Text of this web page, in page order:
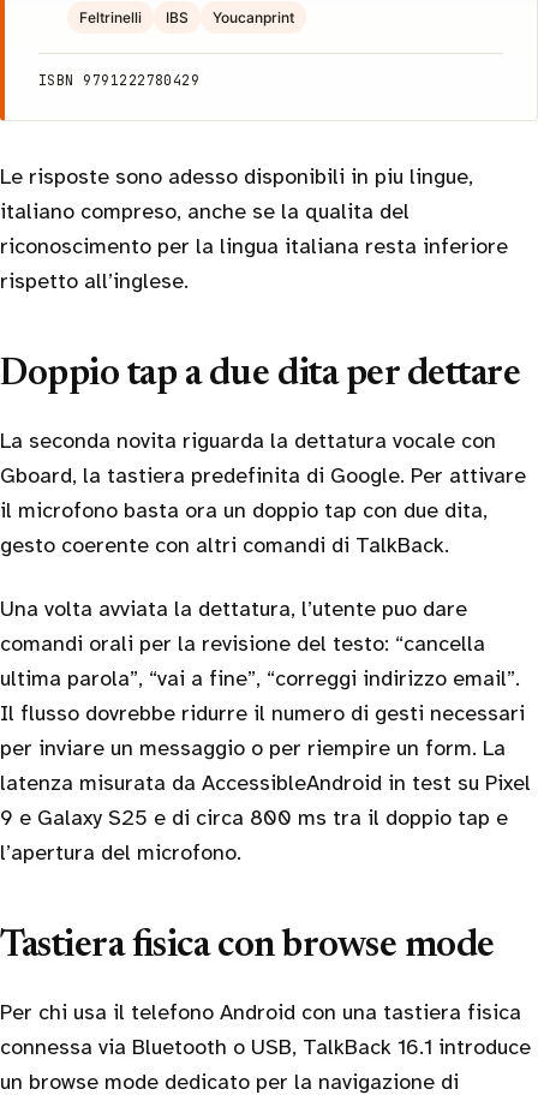
Feltrinelli IBS Youcanprint
ISBN 9791222780429
Le risposte sono adesso disponibili in piu lingue,
italiano compreso, anche se la qualita del
riconoscimento per la lingua italiana resta inferiore
rispetto all’inglese.
Doppio tap a due dita per dettare
La seconda novita riguarda la dettatura vocale con
Gboard, la tastiera predefinita di Google. Per attivare
il microfono basta ora un doppio tap con due dita,
gesto coerente con altri comandi di TalkBack.
Una volta avviata la dettatura, l’utente puo dare
comandi orali per la revisione del testo: “cancella
ultima parola”, “vai a fine”, “correggi indirizzo email”.
Il flusso dovrebbe ridurre il numero di gesti necessari
per inviare un messaggio o per riempire un form. La
latenza misurata da AccessibleAndroid in test su Pixel
9 e Galaxy S25 e di circa 800 ms tra il doppio tap e
l’apertura del microfono.
Tastiera fisica con browse mode
Per chi usa il telefono Android con una tastiera fisica
connessa via Bluetooth o USB, TalkBack 16.1 introduce
un browse mode dedicato per la navigazione di